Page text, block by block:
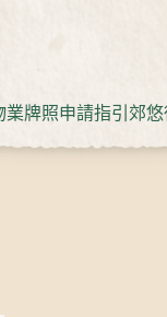
牌照申請指引 郊悠